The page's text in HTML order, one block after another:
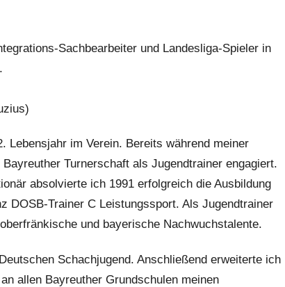
Sachbearbeiter und Landesliga-Spieler in
Lebensjahr im Verein. Bereits während meiner
Turnerschaft als Jugendtrainer engagiert.
absolvierte ich 1991 erfolgreich die Ausbildung
DOSB-Trainer C Leistungssport. Als Jugendtrainer
und bayerische Nachwuchstalente.
Schachjugend. Anschließend erweiterte ich
allen Bayreuther Grundschulen meinen